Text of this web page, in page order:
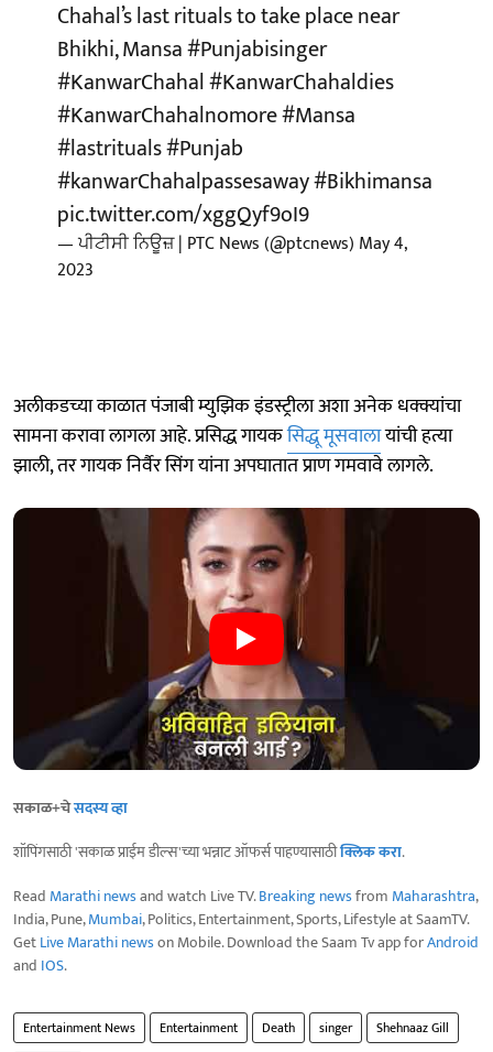
Chahal’s last rituals to take place near
Bhikhi, Mansa#Punjabisinger
#KanwarChahal#KanwarChahaldies
#KanwarChahalnomore#Mansa
#lastrituals#Punjab
#kanwarChahalpassesaway#Bikhimansa
pic.twitter.com/xggQyf9oI9
— ਪੀਟੀਸੀ ਨਿਊਜ਼ | PTC News (@ptcnews) May 4,
2023
अलीकडच्या काळात पंजाबी म्युझिक इंडस्ट्रीला अशा अनेक धक्क्यांचा
सामना करावा लागला आहे. प्रसिद्ध गायकसिद्धू मूसवालायांची हत्या
झाली, तर गायक निर्वैर सिंग यांना अपघातात प्राण गमवावे लागले.
सकाळ+चेसदस्य व्हा
शॉपिंगसाठी 'सकाळ प्राईम डील्स'च्या भन्नाट ऑफर्स पाहण्यासाठीक्लिक करा.
Read Marathi newsand watch Live TV.Breaking newsfrom Maharashtra,
India, Pune,Mumbai, Politics, Entertainment, Sports, Lifestyle at SaamTV.
GetLive Marathi newson Mobile. Download the Saam Tv app forAndroid
and IOS.
Entertainment News Entertainment Death singer
Shehnaaz Gill